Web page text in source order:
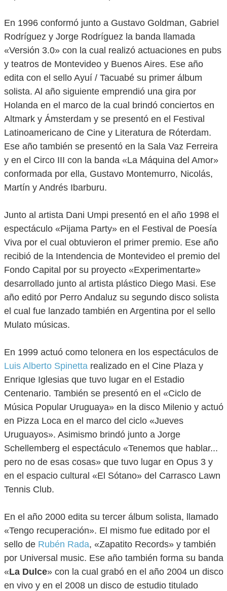
En 1996 conformó junto a Gustavo Goldman, Gabriel
Rodríguez y Jorge Rodríguez la banda llamada
«Versión 3.0» con la cual realizó actuaciones en pubs
y teatros de Montevideo y Buenos Aires. Ese año
edita con el sello Ayuí / Tacuabé su primer álbum
solista. Al año siguiente emprendió una gira por
Holanda en el marco de la cual brindó conciertos en
Altmark y Ámsterdam y se presentó en el Festival
Latinoamericano de Cine y Literatura de Róterdam.
Ese año también se presentó en la Sala Vaz Ferreira
y en el Circo III con la banda «La Máquina del Amor»
conformada por ella, Gustavo Montemurro, Nicolás,
Martín y Andrés Ibarburu.
Junto al artista Dani Umpi presentó en el año 1998 el
espectáculo «Pijama Party» en el Festival de Poesía
Viva por el cual obtuvieron el primer premio. Ese año
recibió de la Intendencia de Montevideo el premio del
Fondo Capital por su proyecto «Experimentarte»
desarrollado junto al artista plástico Diego Masi. Ese
año editó por Perro Andaluz su segundo disco solista
el cual fue lanzado también en Argentina por el sello
Mulato músicas.
En 1999 actuó como telonera en los espectáculos de
Luis Alberto Spinetta realizado en el Cine Plaza y
Enrique Iglesias que tuvo lugar en el Estadio
Centenario. También se presentó en el «Ciclo de
Música Popular Uruguaya» en la disco Milenio y actuó
en Pizza Loca en el marco del ciclo «Jueves
Uruguayos». Asimismo brindó junto a Jorge
Schellemberg el espectáculo «Tenemos que hablar...
pero no de esas cosas» que tuvo lugar en Opus 3 y
en el espacio cultural «El Sótano» del Carrasco Lawn
Tennis Club.
En el año 2000 edita su tercer álbum solista, llamado
«Tengo recuperación». El mismo fue editado por el
sello de Rubén Rada, «Zapatito Records» y también
por Universal music. Ese año también forma su banda
«La Dulce» con la cual grabó en el año 2004 un disco
en vivo y en el 2008 un disco de estudio titulado